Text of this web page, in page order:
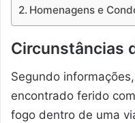
Homenagens e
Circunstâncias
Segundo
encontrado ferido
fogo dentro de uma